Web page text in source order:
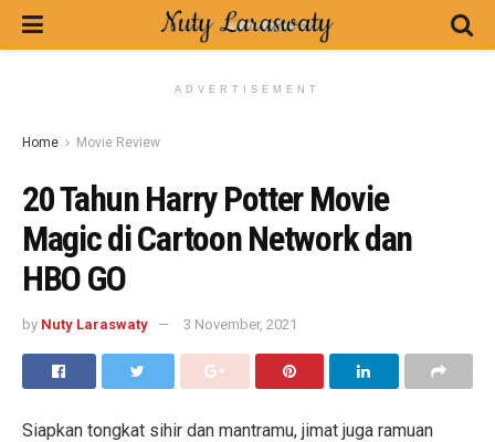
ADVERTISEMENT
Home Movie Review
20 Tahun Harry Potter Movie
Magic di Cartoon Network dan
HBO GO
by Nuty Laraswaty 3 November, 2021
Siapkan tongkat sihir dan mantramu, jimat juga ramuan